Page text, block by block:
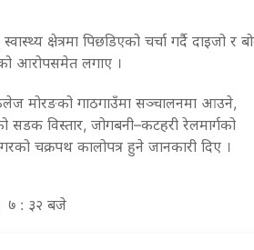
क्षेत्रमा पिछडिएको चर्चा गर्दै दाइजो र
आरोपसमेत लगाए ।
मोरङको गाठगाउँमा सञ्चालनमा आउने,
विस्तार, जोगबनी–कटहरी रेलमार्गको
चक्रपथ कालोपत्र हुने जानकारी दिए ।
७ : ३२ बजे